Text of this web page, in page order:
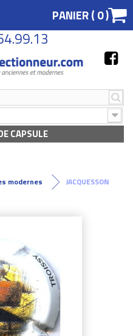
PANIER (0)
CAPSULE
modernes
JACQUESSON